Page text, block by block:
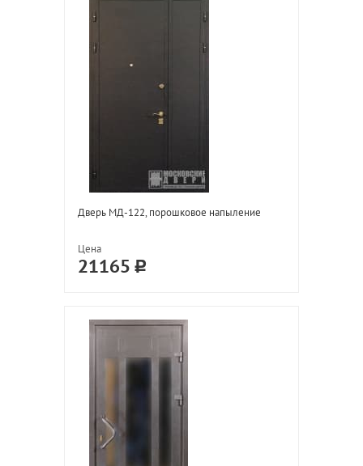
Дверь МД-122, порошковое напыление
Цена
21165